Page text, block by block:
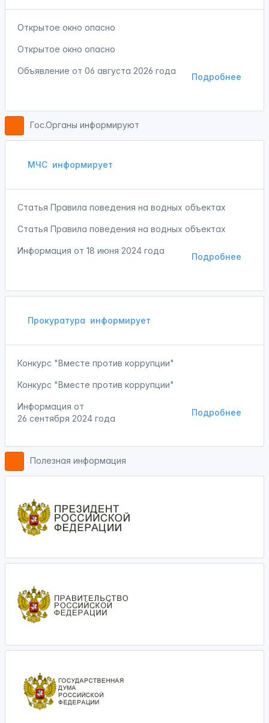
Открытое окно опасно
Открытое окно опасно
Подробнее
Объявление от 06 августа 2026 года
Гос.Органы информируют
МЧС информирует
Статья Правила поведения на водных объектах
Статья Правила поведения на водных объектах
Подробнее
Информация от 18 июня 2024 года
Прокуратура информирует
Конкурс "Вместе против коррупции"
Конкурс "Вместе против коррупции"
Подробнее
Информация от
26 сентября 2024 года
Полезная информация